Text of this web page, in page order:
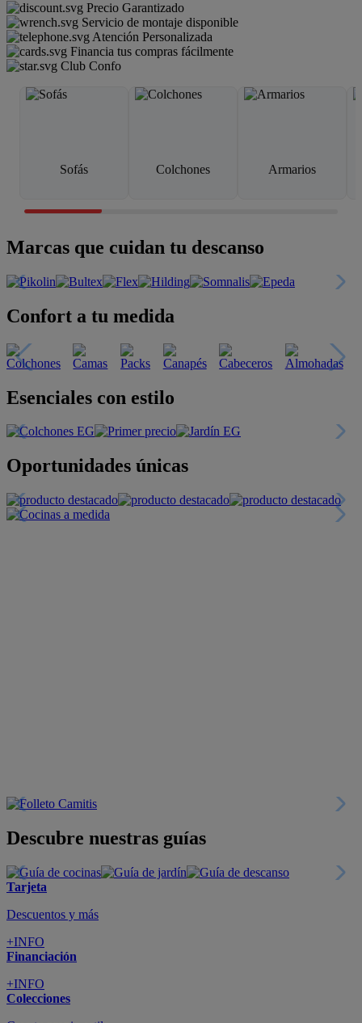
Precio Garantizado
Servicio de montaje disponible
Atención Personalizada
Financia tus compras fácilmente
Club Confo
Sofás Colchones Armarios
Marcas que cuidan tu descanso
Confort a tu medida
Esenciales con estilo
Oportunidades únicas
Descubre nuestras guías
Tarjeta
Descuentos y más
+INFO
Financiación
+INFO
Colecciones